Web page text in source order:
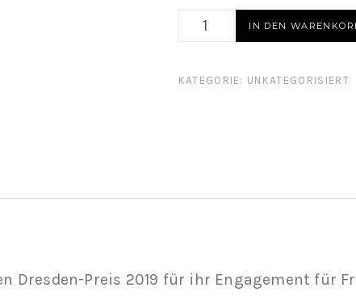
KIM PHUC PHAN THI BEIM
IN DEN
KATEGORIE: UNKATEGORISIERT
Dresden-Preis 2019 für ihr Engagement für